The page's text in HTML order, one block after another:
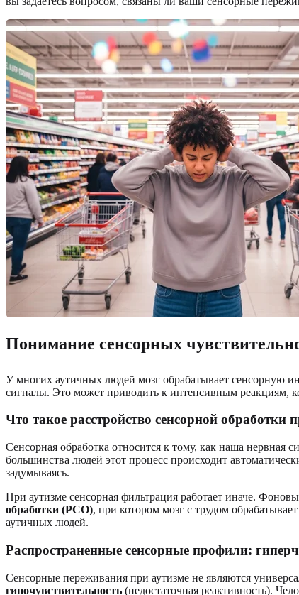
Понимание сенсорных
У многих аутичных людей мозг обрабатывает сенсорную
сигналы. Это может приводить к интенсивным реакциям,
Что такое расстройство сенсорной обработки
Сенсорная обработка относится к тому, как наша нервная
большинства людей этот процесс происходит
задумываясь.
При аутизме сенсорная фильтрация работает иначе.
обработки (РСО), при котором мозг с трудом
аутичных людей.
Распространенные сенсорные профили:
Сенсорные переживания при аутизме не являются
гипочувствительность (недостаточная реактивность).